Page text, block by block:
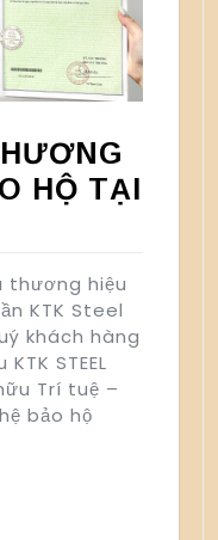
HỘ TẠI
thương hiệu
KTK Steel
khách hàng
STEEL
Trí tuệ –
bảo hộ